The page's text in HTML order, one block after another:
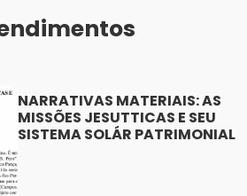
NARRATIVAS MATERIAIS: AS
MISSÕES JESUTTICAS E SEU
SISTEMA SOLÁR PATRIMONIAL